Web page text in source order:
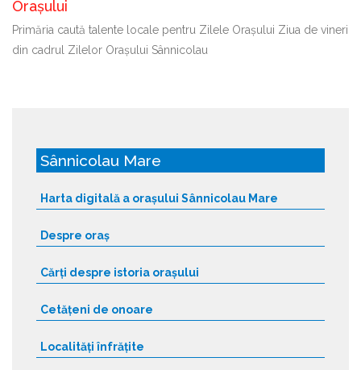
Orașului
Primăria caută talente locale pentru Zilele Orașului Ziua de vineri
din cadrul Zilelor Orașului Sânnicolau
Sânnicolau Mare
Harta digitală a orașului Sânnicolau Mare
Despre oraș
Cărți despre istoria orașului
Cetățeni de onoare
Localități înfrățite